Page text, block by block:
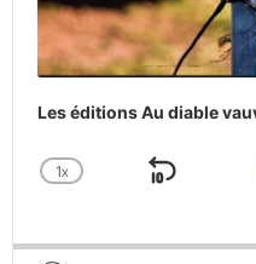
Les éditions Au diable
CHANGE
1X
SKIP